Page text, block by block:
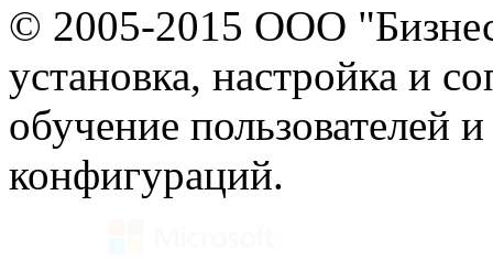
© 2005-2015 ООО
установка, настройка и
обучение пользователей
конфигураций.